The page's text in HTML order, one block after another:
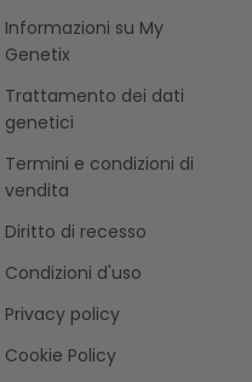
Informazioni su My
Genetix
Trattamento dei dati
genetici
Termini e condizioni di
vendita
Diritto di recesso
Condizioni d'uso
Privacy policy
Cookie Policy